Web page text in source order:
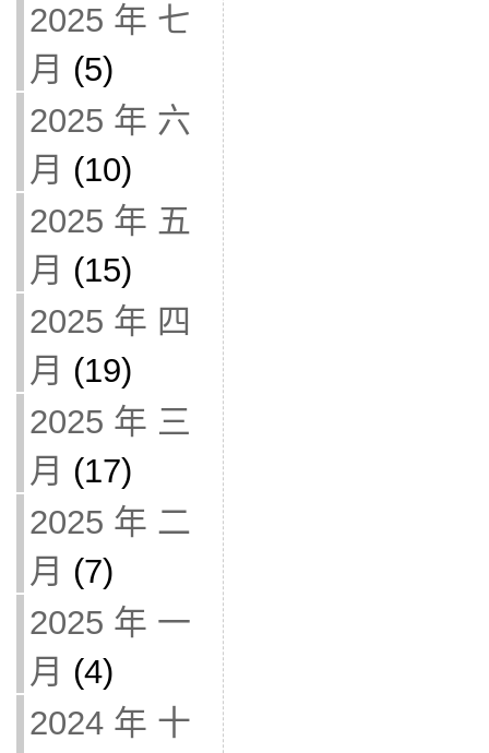
2025 年 七
月 (5)
2025 年 六
月 (10)
2025 年 五
月 (15)
2025 年 四
月 (19)
2025 年 三
月 (17)
2025 年 二
月 (7)
2025 年 一
月 (4)
2024 年 十